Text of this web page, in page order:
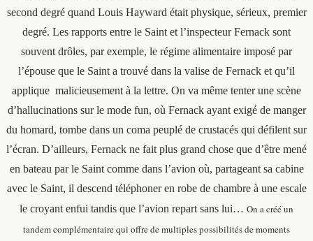
second degré quand Louis Hayward était physique, sérieux, premier
degré. Les rapports entre le Saint et l’inspecteur Fernack sont
souvent drôles, par exemple, le régime alimentaire imposé par
l’épouse que le Saint a trouvé dans la valise de Fernack et qu’il
applique malicieusement à la lettre. On va même tenter une scène
d’hallucinations sur le mode fun, où Fernack ayant exigé de manger
du homard, tombe dans un coma peuplé de crustacés qui défilent sur
l’écran. D’ailleurs, Fernack ne fait plus grand chose que d’être mené
en bateau par le Saint comme dans l’avion où, partageant sa cabine
avec le Saint, il descend téléphoner en robe de chambre à une escale
le croyant enfui tandis que l’avion repart sans lui… On a créé un
tandem complémentaire qui offre de multiples possibilités de moments